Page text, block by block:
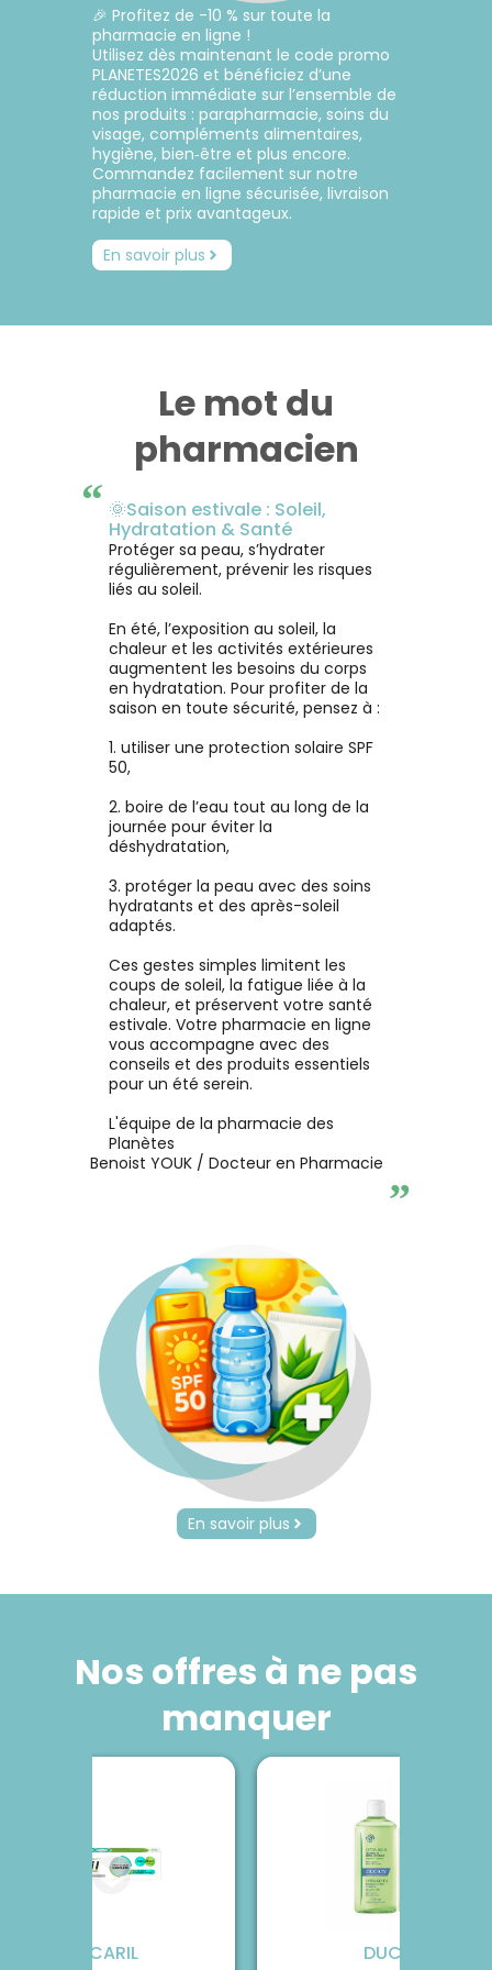
grasses
Toux
sèches
Sprays
Bains de
bouche
Gencives
Jambes
lourdes
🎉 Profitez de -10 % sur toute la
pharmacie en ligne !
Utilisez dès maintenant le code promo
PLANETES2026 et bénéficiez d’une
réduction immédiate sur l’ensemble de
nos produits : parapharmacie, soins du
visage, compléments alimentaires,
hygiène, bien‑être et plus encore.
Commandez facilement sur notre
pharmacie en ligne sécurisée, livraison
rapide et prix avantageux.
En savoir plus
Le mot du
pharmacien
“ 🌞Saison estivale : Soleil,
Hydratation & Santé
Protéger sa peau, s’hydrater
régulièrement, prévenir les risques
liés au soleil.
En été, l’exposition au soleil, la
chaleur et les activités extérieures
augmentent les besoins du corps
en hydratation. Pour profiter de la
saison en toute sécurité, pensez à :
1. utiliser une protection solaire SPF
50,
2. boire de l’eau tout au long de la
journée pour éviter la
déshydratation,
3. protéger la peau avec des soins
hydratants et des après-soleil
adaptés.
Ces gestes simples limitent les
coups de soleil, la fatigue liée à la
chaleur, et préservent votre santé
estivale. Votre pharmacie en ligne
vous accompagne avec des
conseils et des produits essentiels
pour un été serein.
L'équipe de la pharmacie des
Planètes
Benoist YOUK / Docteur en Pharmacie
”
En savoir plus
Nos offres à ne pas
manquer
SVR AVÈNE
FLUOCARIL DUCRAY